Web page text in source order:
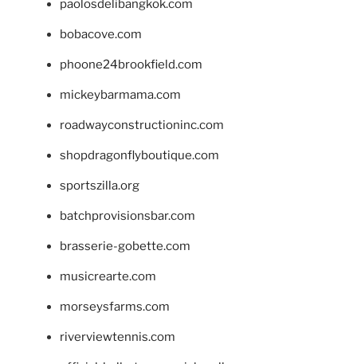
paolosdelibangkok.com
bobacove.com
phoone24brookfield.com
mickeybarmama.com
roadwayconstructioninc.com
shopdragonflyboutique.com
sportszilla.org
batchprovisionsbar.com
brasserie-gobette.com
musicrearte.com
morseysfarms.com
riverviewtennis.com